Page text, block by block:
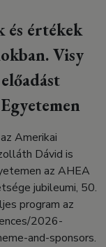
és értékek
Visy
Amerikai
Dávid is
az AHEA
jubileumi, 50.
program az
2026-
and-sponsors.